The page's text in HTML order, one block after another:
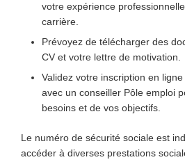
votre expérience
carrière.
Prévoyez de télécharger des
CV et votre lettre de motivation.
Validez votre inscription en
avec un conseiller Pôle emploi
besoins et de vos objectifs.
Le numéro de sécurité sociale est
accéder à diverses prestations